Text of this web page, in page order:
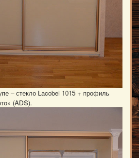
– стекло Lacobel 1015 + профиль
(ADS).